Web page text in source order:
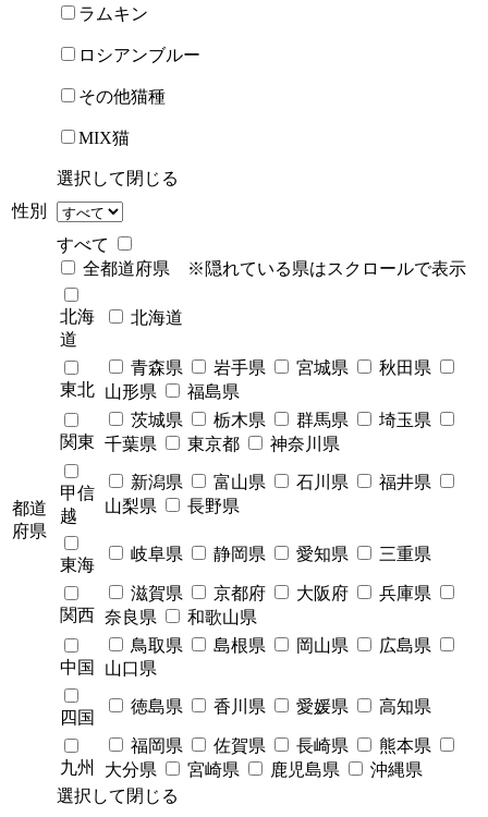
ラムキン
ロシアンブルー
その他猫種
MIX猫
選択して閉じる
性別
都道
府県
すべて
全都道府県 ※隠れている県はスクロールで表示
北海
道
北海道
東北
青森県 岩手県 宮城県
秋田県
山形県
福島県
関東
茨城県 栃木県 群馬県
埼玉県
千葉県
東京都 神奈川県
甲信
越
新潟県 富山県 石川県
福井県
山梨県
長野県
東海
岐阜県 静岡県 愛知県 三重県
関西
滋賀県 京都府 大阪府
兵庫県
奈良県
和歌山県
中国
鳥取県 島根県 岡山県
広島県
山口県
四国
徳島県 香川県 愛媛県 高知県
九州
福岡県 佐賀県 長崎県
熊本県
大分県
宮崎県 鹿児島県
沖縄県
選択して閉じる